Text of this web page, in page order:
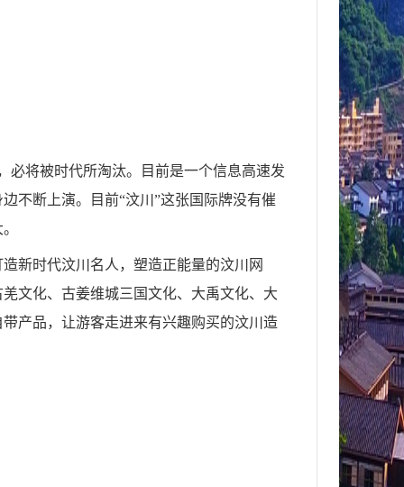
必将被时代所淘汰。目前是一个信息高速发
不断上演。目前“汶川”这张国际牌没有催
新时代汶川名人，塑造正能量的汶川网
文化、古姜维城三国文化、大禹文化、大
产品，让游客走进来有兴趣购买的汶川造